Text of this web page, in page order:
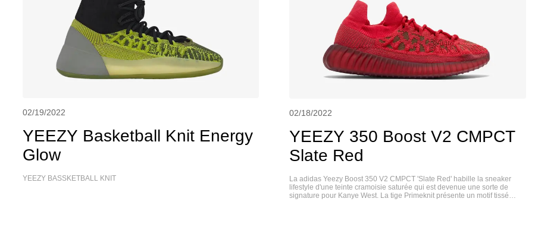
02/19/2022
YEEZY Basketball Knit Energy
Glow
YEEZY BASSKETBALL KNIT
02/18/2022
YEEZY 350 Boost V2 CMPCT
Slate Red
La adidas Yeezy Boost 350 V2 CMPCT 'Slate Red' habille la sneaker
lifestyle d'une teinte cramoisie saturée qui est devenue une sorte de
signature pour Kanye West. La tige Primeknit présente un motif tissé